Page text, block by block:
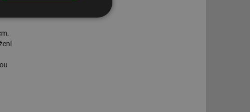
Nezařazené